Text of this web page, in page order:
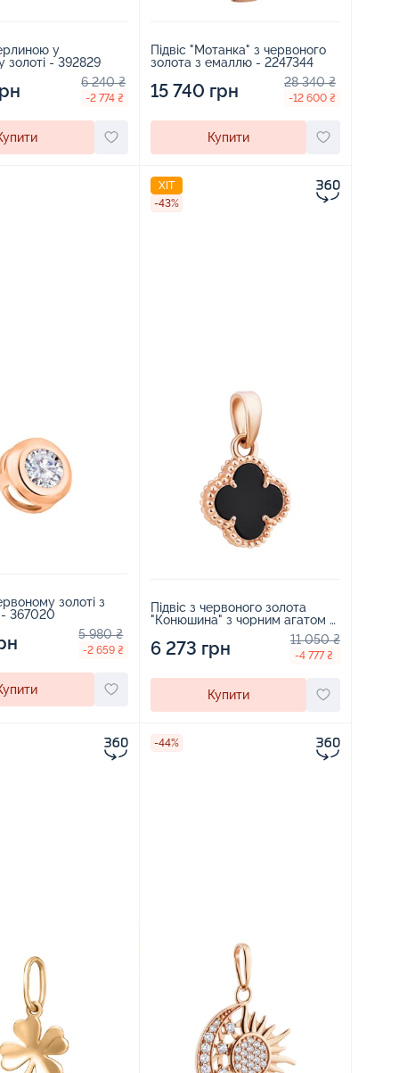
у
золоті - 392829
6 240 ₴
-2 774 ₴
Підвіс "Мотанка" з червоного
золота з емаллю - 2247344
15 740 грн 28 340 ₴
-12 600 ₴
Купити
золоті з
- 367020
5 980 ₴
-2 659 ₴
ХІТ
-43%
Підвіс з червоного золота
"Конюшина" з чорним агатом -
6 273 грн 11 050 ₴
-4 777 ₴
Купити
-44%